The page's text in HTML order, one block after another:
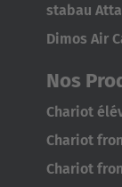
Türkiye
stabau
Dimos Air
Nos
Chariot
Chariot
Chariot